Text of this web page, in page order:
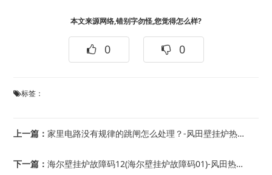
本文来源网络,错别字勿怪,您觉得怎么样?
0 0
标签：
上一篇：家里电路没有规律的跳闸怎么处理？-风田壁挂炉热水阀是哪个
下一篇：海尔壁挂炉故障码12(海尔壁挂炉故障码01)-风田热水器下面小开关